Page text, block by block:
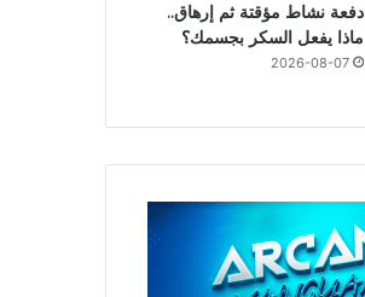
دفعة نشاط مؤقتة ثم إرهاق..
ماذا يفعل السكر بجسمك؟
2026-08-07